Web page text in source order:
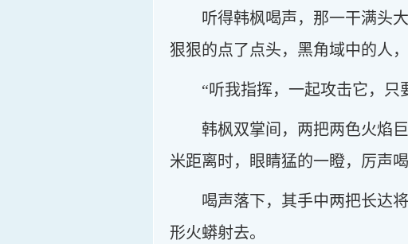
听得韩枫喝声，那一干满头
狠狠的点了点头，黑角域中的人
“听我指挥，一起攻击它，
韩枫双掌间，两把两色火焰
米距离时，眼睛猛的一瞪，厉声
喝声落下，其手中两把长达
形火蟒射去。